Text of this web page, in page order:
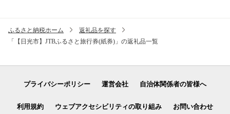
ふるさと納税ホーム
返礼品を探す
「【日光市】JTBふるさと旅行券(紙券)」の返礼品一覧
プライバシーポリシー 運営会社 自治体関係者の皆様へ
利用規約 ウェブアクセシビリティの取り組み お問い合わせ